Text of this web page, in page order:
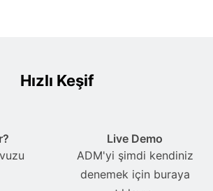
Hızlı Keşif
Live Demo
ADM'yi şimdi kendiniz
denemek için buraya